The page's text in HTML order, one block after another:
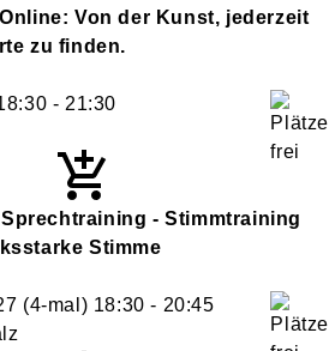
Von der Kunst, jederzeit
zu finden.
- 21:30
- Stimmtraining
Stimme
(4-mal) 18:30 - 20:45